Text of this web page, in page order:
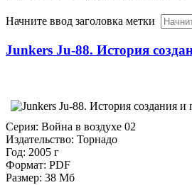
Начните ввод заголовка метки
Junkers Ju-88. История
Серия: Война в воздухе 02
Издательство: Торнадо
Год: 2005 г
Формат: PDF
Размер: 38 Мб